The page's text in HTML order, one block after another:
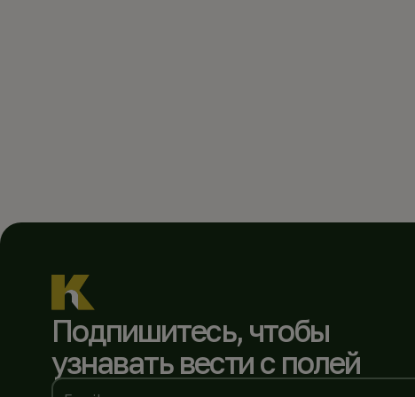
Подпишитесь, чтобы
узнавать вести с полей